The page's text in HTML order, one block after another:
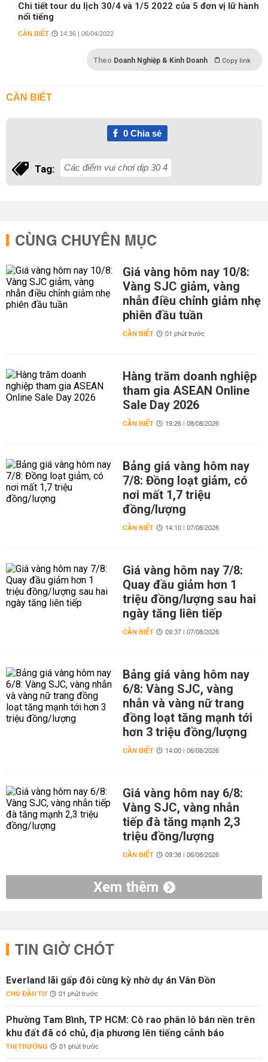
Chi tiết tour du lịch 30/4 và 1/5 2022 của 5 đơn vị lữ hành
nổi tiếng
CẦN BIẾT 14:36 | 06/04/2022
Theo Doanh Nghiệp & Kinh Doanh Copy link
CẦN BIẾT
0Chia sẻ
Tag: Các điểm vui chơi dịp 30 4
CÙNG CHUYÊN MỤC
Giá vàng hôm nay 10/8:
Vàng SJC giảm, vàng
nhẫn điều chỉnh giảm nhẹ
phiên đầu tuần
CẦN BIẾT 01 phút trước
Hàng trăm doanh nghiệp
tham gia ASEAN Online
Sale Day 2026
CẦN BIẾT 19:26 | 08/08/2026
Bảng giá vàng hôm nay
7/8: Đồng loạt giảm, có
nơi mất 1,7 triệu
đồng/lượng
CẦN BIẾT 14:10 | 07/08/2026
Giá vàng hôm nay 7/8:
Quay đầu giảm hơn 1
triệu đồng/lượng sau hai
ngày tăng liên tiếp
CẦN BIẾT 09:37 | 07/08/2026
Bảng giá vàng hôm nay
6/8: Vàng SJC, vàng
nhẫn và vàng nữ trang
đồng loạt tăng mạnh tới
hơn 3 triệu đồng/lượng
CẦN BIẾT 14:00 | 06/08/2026
Giá vàng hôm nay 6/8:
Vàng SJC, vàng nhẫn
tiếp đà tăng mạnh 2,3
triệu đồng/lượng
CẦN BIẾT 09:38 | 06/08/2026
Xem thêm
TIN GIỜ CHÓT
Everland lãi gấp đôi cùng kỳ nhờ dự án Vân Đồn
CHỦ ĐẦU TƯ 01 phút trước
Phường Tam Bình, TP HCM: Cò rao phân lô bán nền trên
khu đất đã có chủ, địa phương lên tiếng cảnh báo
THỊ TRƯỜNG 01 phút trước